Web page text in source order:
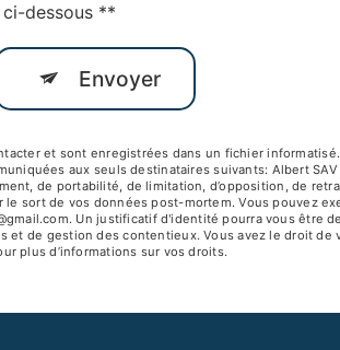
dessous **
Envoyer
et sont enregistrées dans un fichier
aux seuls destinataires suivants: Albert
de portabilité, de limitation, d’opposition, de
sort de vos données post-mortem. Vous pouvez
Un justificatif d'identité pourra vous être
de gestion des contentieux. Vous avez le droit
plus d’informations sur vos droits.